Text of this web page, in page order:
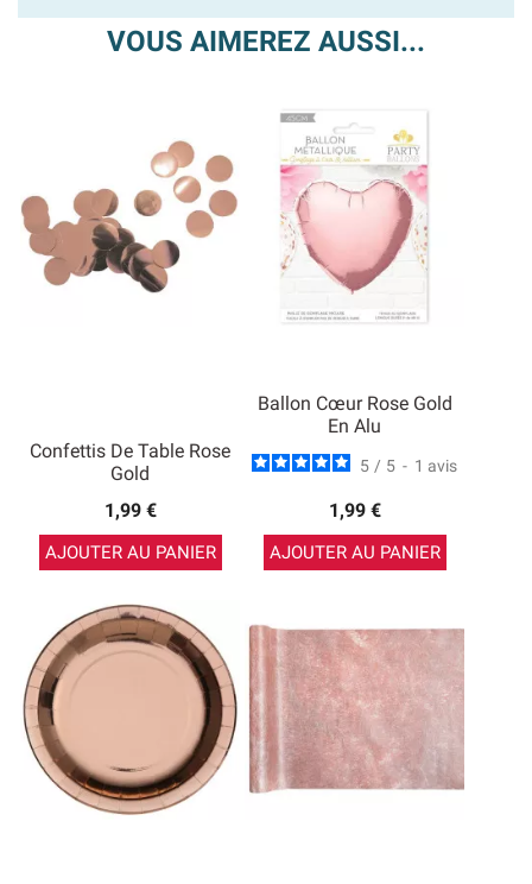
VOUS AIMEREZ AUSSI...
Confettis De Table Rose
Gold
1,99 €
AJOUTER AU PANIER
Ballon Cœur Rose Gold
En Alu
5 / 5 - 1 avis
1,99 €
AJOUTER AU PANIER